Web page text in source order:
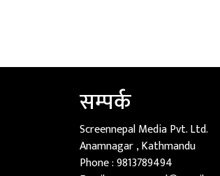
सम्पर्क
Screennepal Media Pvt. Ltd.
Anamnagar , Kathmandu
Phone :9813789494